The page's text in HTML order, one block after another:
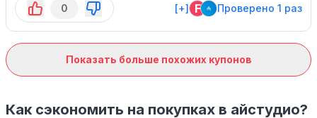
0
[+] F Проверено 1 раз
Показать больше похожих купонов
Как сэкономить на покупках в айстудио?